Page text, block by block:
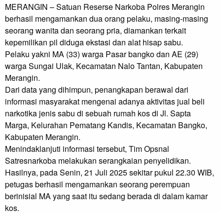
MERANGIN – Satuan Reserse Narkoba Polres Merangin
berhasil mengamankan dua orang pelaku, masing-masing
seorang wanita dan seorang pria, diamankan terkait
kepemilikan pil diduga ekstasi dan alat hisap sabu.
Pelaku yakni MA (33) warga Pasar bangko dan AE (29)
warga Sungai Ulak, Kecamatan Nalo Tantan, Kabupaten
Merangin.
Dari data yang dihimpun, penangkapan berawal dari
informasi masyarakat mengenai adanya aktivitas jual beli
narkotika jenis sabu di sebuah rumah kos di Jl. Sapta
Marga, Kelurahan Pematang Kandis, Kecamatan Bangko,
Kabupaten Merangin.
Menindaklanjuti informasi tersebut, Tim Opsnal
Satresnarkoba melakukan serangkaian penyelidikan.
Hasilnya, pada Senin, 21 Juli 2025 sekitar pukul 22.30 WIB,
petugas berhasil mengamankan seorang perempuan
berinisial MA yang saat itu sedang berada di dalam kamar
kos.